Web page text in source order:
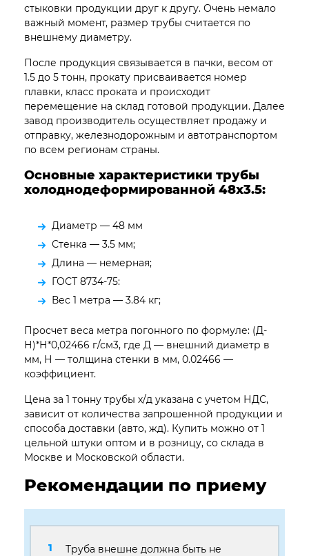
стыковки продукции друг к другу. Очень немало
важный момент, размер трубы считается по
внешнему диаметру.
После продукция связывается в пачки, весом от
1.5 до 5 тонн, прокату присваивается номер
плавки, класс проката и происходит
перемещение на склад готовой продукции. Далее
завод производитель осуществляет продажу и
отправку, железнодорожным и автотранспортом
по всем регионам страны.
Основные характеристики трубы
холоднодеформированной 48х3.5:
Диаметр — 48 мм
Стенка — 3.5 мм;
Длина — немерная;
ГОСТ 8734-75:
Вес 1 метра — 3.84 кг;
Просчет веса метра погонного по формуле: (Д-
Н)*Н*0,02466 г/см3, где Д — внешний диаметр в
мм, Н — толщина стенки в мм, 0.02466 —
коэффициент.
Цена за 1 тонну трубы х/д указана с учетом НДС,
зависит от количества запрошенной продукции и
способа доставки (авто, жд). Купить можно от 1
цельной штуки оптом и в розницу, со склада в
Москве и Московской области.
Рекомендации по приему
Труба внешне должна быть не